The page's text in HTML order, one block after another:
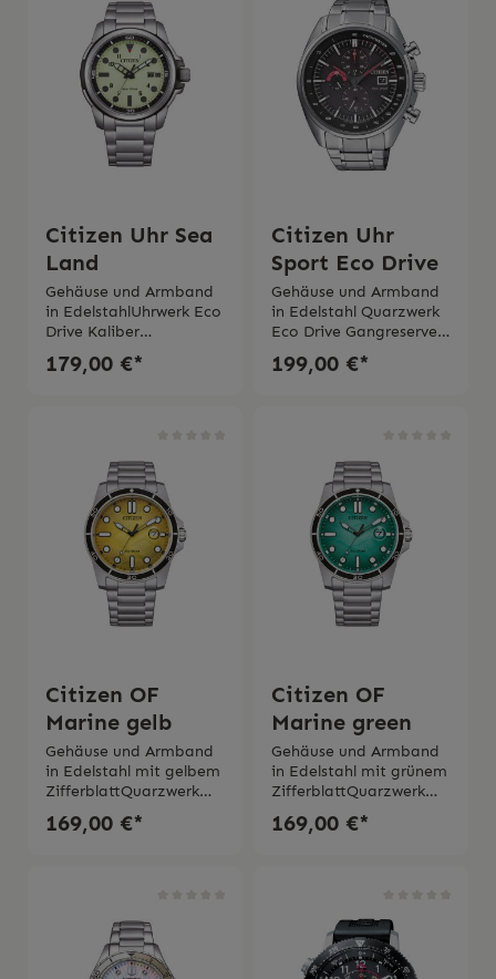
zu 60 Minuten mit
DatumsanzeigeWasserd
ichtigkeit 10 bar
Citizen Uhr Sea
Land
Gehäuse und Armband
in EdelstahlUhrwerk Eco
Drive Kaliber
J810Gangreserve bis zu
8
179,00 €*
Citizen Uhr
Sport Eco Drive
Gehäuse und Armband
in Edelstahl Quarzwerk
Eco Drive Gangreserve 9
Monate Wasserdichtigk
eit 10 barMineralglas2
199,00 €*
Citizen OF
Marine gelb
Gehäuse und Armband
in Edelstahl mit gelbem
ZifferblattQuarzwerk
Eco Drive mit
Solarenergie Gehäusedu
169,00 €*
Citizen OF
Marine green
Gehäuse und Armband
in Edelstahl mit grünem
ZifferblattQuarzwerk
Eco Drive mit
Solarenergie Gehäusedu
169,00 €*